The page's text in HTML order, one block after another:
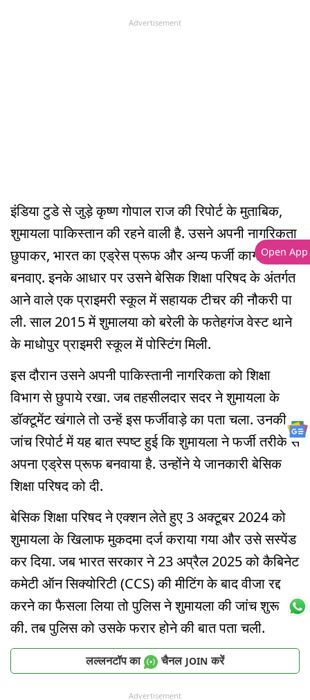
Advertisement
इंडिया टुडे से जुड़े कृष्ण गोपाल राज की रिपोर्ट के मुताबिक,
शुमायला पाकिस्तान की रहने वाली है. उसने अपनी नागरिकता
छुपाकर, भारत का एड्रेस प्रूफ और अन्य फर्जी कागजात
बनवाए. इनके आधार पर उसने बेसिक शिक्षा परिषद के अंतर्गत
आने वाले एक प्राइमरी स्कूल में सहायक टीचर की नौकरी पा
ली. साल 2015 में शुमालया को बरेली के फतेहगंज वेस्ट थाने
के माधोपुर प्राइमरी स्कूल में पोस्टिंग मिली.
इस दौरान उसने अपनी पाकिस्तानी नागरिकता को शिक्षा
विभाग से छुपाये रखा. जब तहसीलदार सदर ने शुमायला के
डॉक्टूमेंट खंगाले तो उन्हें इस फर्जीवाड़े का पता चला. उनकी
जांच रिपोर्ट में यह बात स्पष्ट हुई कि शुमायला ने फर्जी तरीके से
अपना एड्रेस प्रूफ बनवाया है. उन्होंने ये जानकारी बेसिक
शिक्षा परिषद को दी.
बेसिक शिक्षा परिषद ने एक्शन लेते हुए 3 अक्टूबर 2024 को
शुमायला के खिलाफ मुकदमा दर्ज कराया गया और उसे सस्पेंड
कर दिया. जब भारत सरकार ने 23 अप्रैल 2025 को कैबिनेट
कमेटी ऑन सिक्योरिटी (CCS) की मीटिंग के बाद वीजा रद्द
करने का फैसला लिया तो पुलिस ने शुमायला की जांच शुरू
की. तब पुलिस को उसके फरार होने की बात पता चली.
लल्लनटॉप का चैनल JOIN करें
Advertisement
Open App